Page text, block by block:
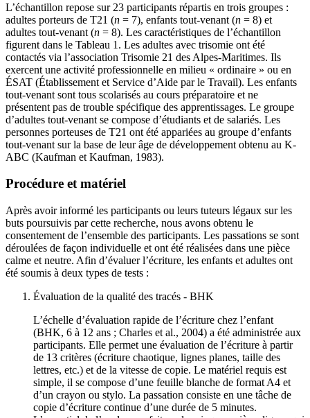
L’échantillon repose sur 23 participants répartis en trois groupes :
adultes porteurs de T21 (n = 7), enfants tout-venant (n = 8) et
adultes tout-venant (n = 8). Les caractéristiques de l’échantillon
figurent dans le Tableau 1. Les adultes avec trisomie ont été
contactés via l’association Trisomie 21 des Alpes-Maritimes. Ils
exercent une activité professionnelle en milieu « ordinaire » ou en
ÉSAT (Établissement et Service d’Aide par le Travail). Les enfants
tout-venant sont tous scolarisés au cours préparatoire et ne
présentent pas de trouble spécifique des apprentissages. Le groupe
d’adultes tout-venant se compose d’étudiants et de salariés. Les
personnes porteuses de T21 ont été appariées au groupe d’enfants
tout-venant sur la base de leur âge de développement obtenu au K-
ABC (Kaufman et Kaufman, 1983).
Procédure et matériel
Après avoir informé les participants ou leurs tuteurs légaux sur les
buts poursuivis par cette recherche, nous avons obtenu le
consentement de l’ensemble des participants. Les passations se sont
déroulées de façon individuelle et ont été réalisées dans une pièce
calme et neutre. Afin d’évaluer l’écriture, les enfants et adultes ont
été soumis à deux types de tests :
Évaluation de la qualité des tracés - BHK
L’échelle d’évaluation rapide de l’écriture chez l’enfant
(BHK, 6 à 12 ans ; Charles et al., 2004) a été administrée aux
participants. Elle permet une évaluation de l’écriture à partir
de 13 critères (écriture chaotique, lignes planes, taille des
lettres, etc.) et de la vitesse de copie. Le matériel requis est
simple, il se compose d’une feuille blanche de format A4 et
d’un crayon ou stylo. La passation consiste en une tâche de
copie d’écriture continue d’une durée de 5 minutes.